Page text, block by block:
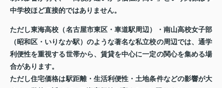
中学校ほど直接的ではありません。
ただし東海高校（名古屋市東区・車道駅周辺）・南山高校女子部
（昭和区・いりなか駅）のような著名な私立校の周辺では、通学
利便性を重視する世帯から、賃貸を中心に一定の関心を集める場
合があります。
ただし住宅価格は駅距離・生活利便性・土地条件などの影響が大